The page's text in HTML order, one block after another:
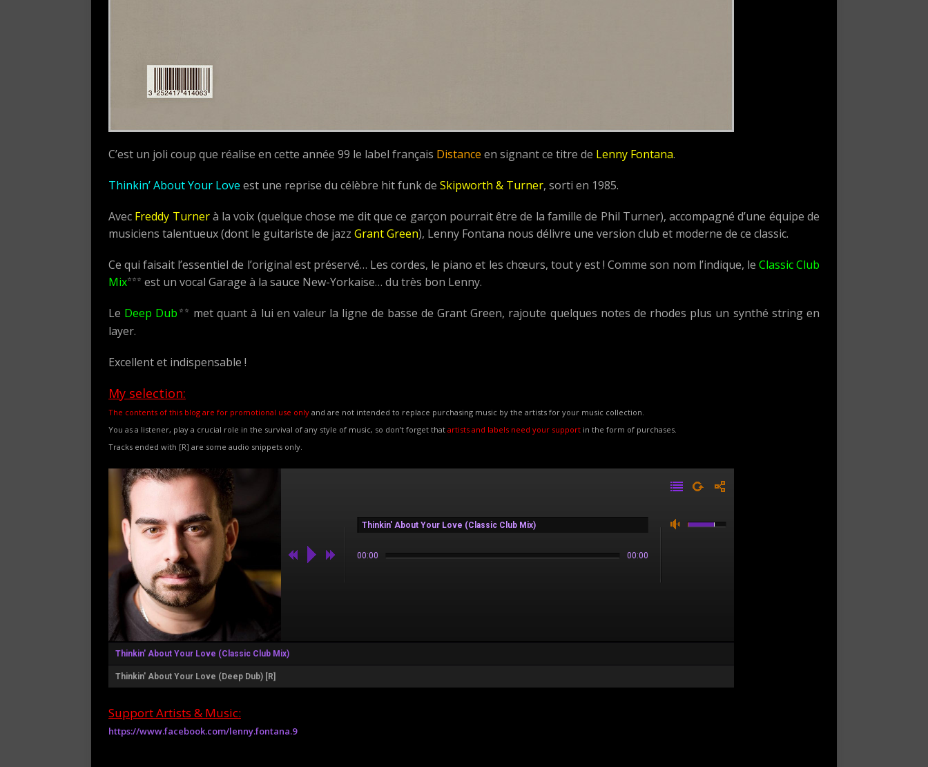
C’est un joli coup que réalise en cette année 99 le label français Distance en signant ce titre de Lenny Fontana.
Thinkin’ About Your Love est une reprise du célèbre hit funk de Skipworth & Turner, sorti en 1985.
Avec Freddy Turnerà la voix (quelque chose me dit que ce garçon pourrait être de la famille de Phil Turner), accompagné d’une équipe de
musiciens talentueux (dont le guitariste de jazz Grant Green), Lenny Fontana nous délivre une version club et moderne de ce classic.
Ce qui faisait l’essentiel de l’original est préservé… Les cordes, le piano et les chœurs, tout y est ! Comme son nom l’indique, le Classic Club
Mix⭐⭐⭐ est un vocal Garage à la sauce New-Yorkaise… du très bon Lenny.
Le Deep Dub ⭐⭐ met quant à lui en valeur la ligne de basse de Grant Green, rajoute quelques notes de rhodes plus un synthé string en
layer.
Excellent et indispensable !
My selection:
The contents of this blog are for promotional use only and are not intended to replace purchasing music by the artists for your music collection.
You as a listener, play a crucial role in the survival of any style of music, so don’t forget that artists and labels need your support in the form of purchases.
Tracks ended with [R] are some audio snippets only.
Thinkin' About Your Love (Classic Club Mix)
00:00 00:00
Thinkin' About Your Love (Classic Club Mix)
Thinkin' About Your Love (Deep Dub) [R]
Support Artists & Music:
https://www.facebook.com/lenny.fontana.9